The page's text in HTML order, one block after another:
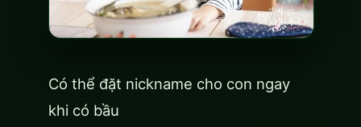
Có thể đặt nickname cho con ngay
khi có bầu